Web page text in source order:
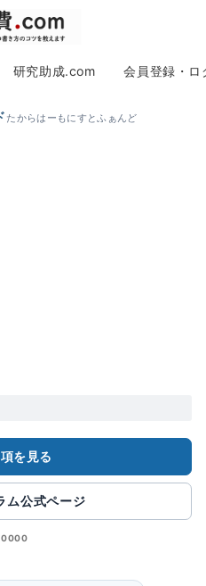
研究助成.com 会員登録・ロ
たからはーもにすとふぁんど
を見る
ム公式ページ
0000